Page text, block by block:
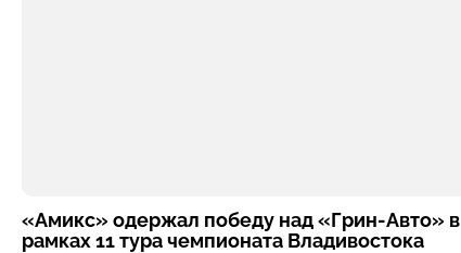
«Амикс» одержал победу над «Грин-Авто» в
рамках 11 тура чемпионата Владивостока